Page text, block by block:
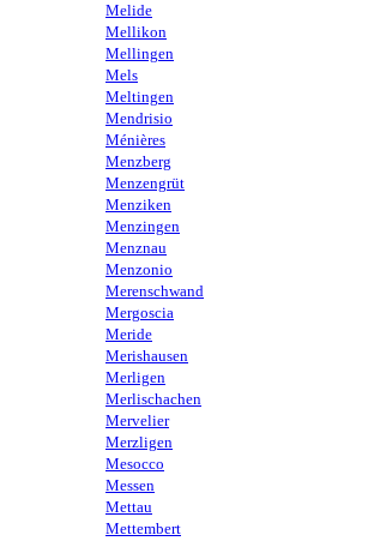
Melide
Mellikon
Mellingen
Mels
Meltingen
Mendrisio
Ménières
Menzberg
Menzengrüt
Menziken
Menzingen
Menznau
Menzonio
Merenschwand
Mergoscia
Meride
Merishausen
Merligen
Merlischachen
Mervelier
Merzligen
Mesocco
Messen
Mettau
Mettembert